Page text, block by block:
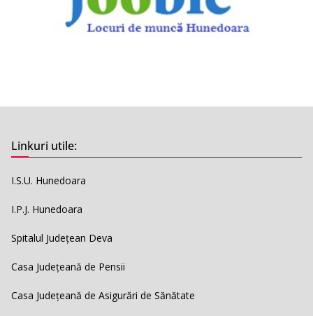
Linkuri utile:
I.S.U. Hunedoara
I.P.J. Hunedoara
Spitalul Județean Deva
Casa Județeană de Pensii
Casa Județeană de Asigurări de Sănătate